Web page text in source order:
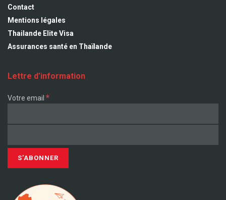
Contact
Mentions légales
Thailande Elite Visa
Assurances santé en Thaïlande
Lettre d’information
Votre email *